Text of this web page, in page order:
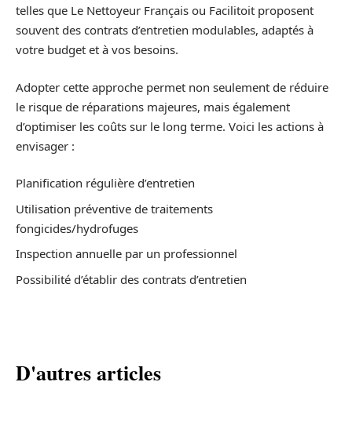
telles que Le Nettoyeur Français ou Facilitoit proposent
souvent des contrats d’entretien modulables, adaptés à
votre budget et à vos besoins.
Adopter cette approche permet non seulement de réduire
le risque de réparations majeures, mais également
d’optimiser les coûts sur le long terme. Voici les actions à
envisager :
Planification régulière d’entretien
Utilisation préventive de traitements
fongicides/hydrofuges
Inspection annuelle par un professionnel
Possibilité d’établir des contrats d’entretien
D'autres articles